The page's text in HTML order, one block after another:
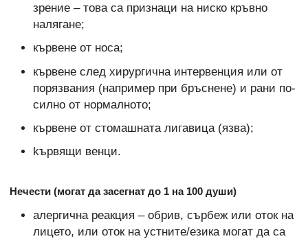
зрение – това са признаци на ниско кръвно
налягане;
кървене от носа;
кървене след хирургична интервенция или от
порязвания (например при бръснене) и рани по-
силно от нормалното;
кървене от стомашната лигавица (язва);
kървящи венци.
Нечести (могат да засегнат до 1 на 100 души)
алергична реакция – обрив, сърбеж или оток на
лицето, или оток на устните/езика могат да са